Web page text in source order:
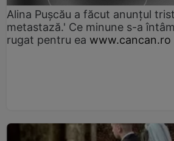
Alina Pușcău a făcut anunțul
metastază.' Ce minune s-a
rugat pentru ea www.cancan.ro